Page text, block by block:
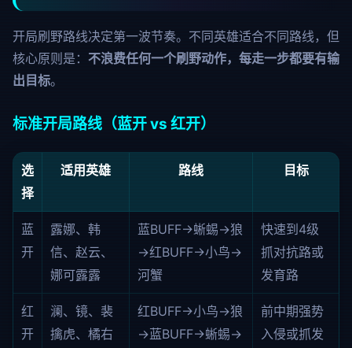
开局刷野路线决定第一波节奏。不同英雄适合不同路线，但
核心原则是： 不浪费任何一个刷野动作，每走一步都要有输
出目标。
标准开局路线（蓝开 vs 红开）
选
择
适用英雄 路线 目标
蓝
开
露娜、韩
信、赵云、
娜可露露
蓝BUFF→蜥蜴→狼
→红BUFF→小鸟→
河蟹
快速到4级
抓对抗路或
发育路
红
开
澜、镜、裴
擒虎、橘右
红BUFF→小鸟→狼
→蓝BUFF→蜥蜴→
前中期强势
入侵或抓发